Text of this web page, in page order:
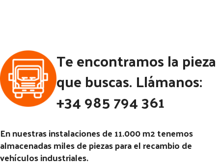
Te encontramos la pieza
que buscas. Llámanos:
+34 985 794 361
En nuestras instalaciones de 11.000 m2 tenemos
almacenadas miles de piezas para el recambio de
vehículos industriales.